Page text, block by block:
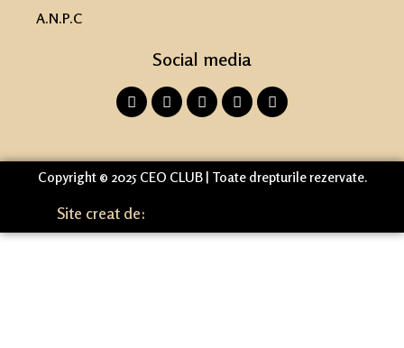
A.N.P.C
Social media
Copyright © 2025 CEO CLUB | Toate drepturile rezervate.
Site creat de: